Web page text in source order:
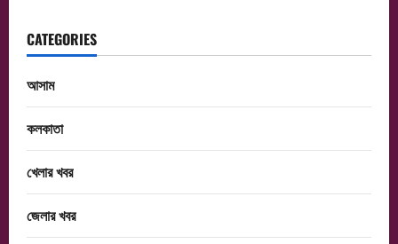
CATEGORIES
আসাম
কলকাতা
খেলার খবর
জেলার খবর